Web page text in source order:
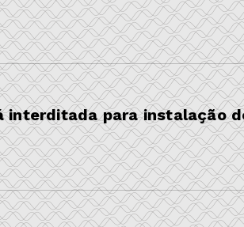
interditada para instalação